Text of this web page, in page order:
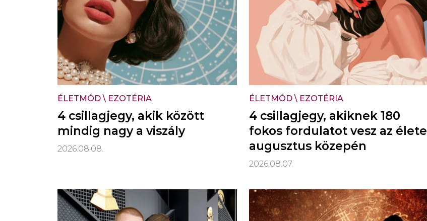
ÉLETMÓD\ EZOTÉRIA
4 csillagjegy, akik között
mindig nagy a viszály
2026.08.08.
ÉLETMÓD\ EZOTÉRIA
4 csillagjegy, akiknek 180
fokos fordulatot vesz az élete
augusztus közepén
2026.08.07.